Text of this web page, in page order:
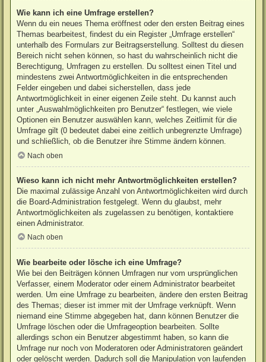
Wie kann ich eine Umfrage erstellen?
Wenn du ein neues Thema eröffnest oder den ersten Beitrag eines
Themas bearbeitest, findest du ein Register „Umfrage erstellen“
unterhalb des Formulars zur Beitragserstellung. Solltest du diesen
Bereich nicht sehen können, so hast du wahrscheinlich nicht die
Berechtigung, Umfragen zu erstellen. Du solltest einen Titel und
mindestens zwei Antwortmöglichkeiten in die entsprechenden
Felder eingeben und dabei sicherstellen, dass jede
Antwortmöglichkeit in einer eigenen Zeile steht. Du kannst auch
unter „Auswahlmöglichkeiten pro Benutzer“ festlegen, wie viele
Optionen ein Benutzer auswählen kann, welches Zeitlimit für die
Umfrage gilt (0 bedeutet dabei eine zeitlich unbegrenzte Umfrage)
und schließlich, ob die Benutzer ihre Stimme ändern können.
Nach oben
Wieso kann ich nicht mehr Antwortmöglichkeiten erstellen?
Die maximal zulässige Anzahl von Antwortmöglichkeiten wird durch
die Board-Administration festgelegt. Wenn du glaubst, mehr
Antwortmöglichkeiten als zugelassen zu benötigen, kontaktiere
einen Administrator.
Nach oben
Wie bearbeite oder lösche ich eine Umfrage?
Wie bei den Beiträgen können Umfragen nur vom ursprünglichen
Verfasser, einem Moderator oder einem Administrator bearbeitet
werden. Um eine Umfrage zu bearbeiten, ändere den ersten Beitrag
des Themas; dieser ist immer mit der Umfrage verknüpft. Wenn
niemand eine Stimme abgegeben hat, dann können Benutzer die
Umfrage löschen oder die Umfrageoption bearbeiten. Sollte
allerdings schon ein Benutzer abgestimmt haben, so kann die
Umfrage nur noch von Moderatoren oder Administratoren geändert
oder gelöscht werden. Dadurch soll die Manipulation von laufenden